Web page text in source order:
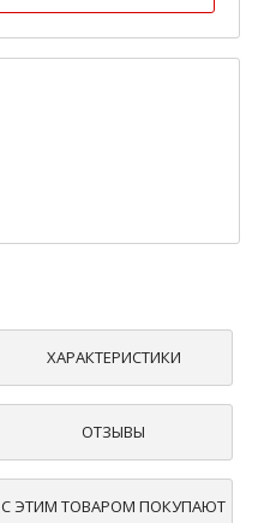
ХАРАКТЕРИСТИКИ
ОТЗЫВЫ
С ЭТИМ ТОВАРОМ ПОКУПАЮТ